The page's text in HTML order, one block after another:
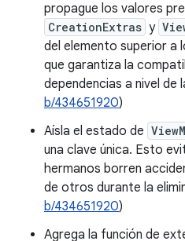
propague los valores
CreationExtras y
del elemento superior a
que garantiza la
dependencias a nivel de
b/434651920)
Aísla el estado de
una clave única. Esto
hermanos borren
de otros durante la
b/434651920)
Agrega la función de